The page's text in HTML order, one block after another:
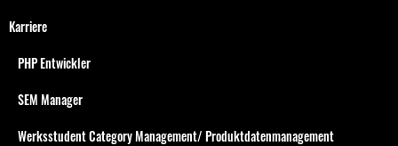
Karriere
PHP Entwickler
SEM Manager
Werksstudent Category Management/ Produktdatenmanagement